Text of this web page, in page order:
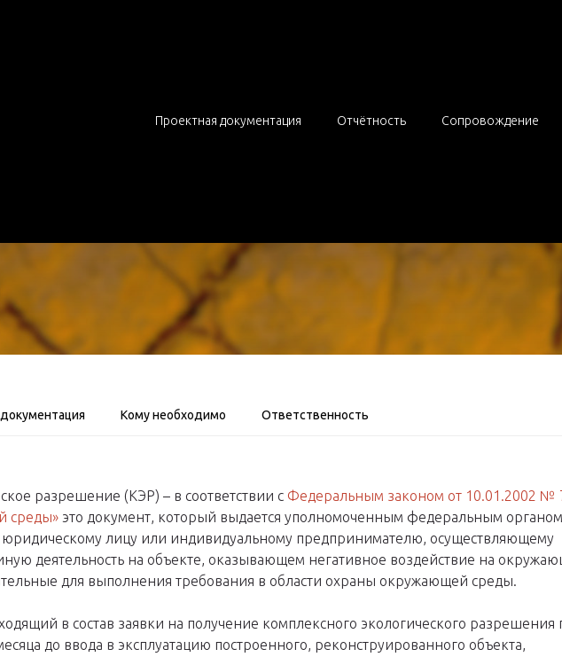
Проектная документация Отчётность Сопровождение
экологическое
Кому необходимо Ответственность
разрешение (КЭР) – в соответствии с Федеральным законом от 10.01.2002 №
среды» это документ, который выдается уполномоченным федеральным органом
юридическому лицу или индивидуальному предпринимателю, осуществляющему
деятельность на объекте, оказывающем негативное воздействие на
для выполнения требования в области охраны окружающей среды.
в состав заявки на получение комплексного экологического разрешения
до ввода в эксплуатацию построенного, реконструированного объекта,